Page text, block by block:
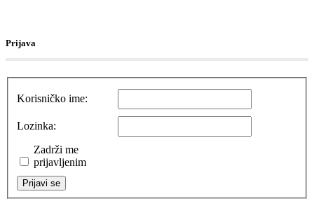
Prijava
Korisničko ime:
Lozinka:
Zadrži me
prijavljenim
Prijavi se